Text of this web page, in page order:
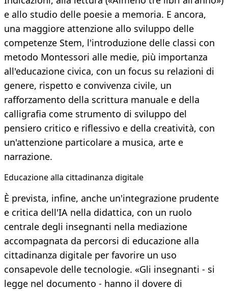
e allo studio delle poesie a memoria. E ancora,
una maggiore attenzione allo sviluppo delle
competenze Stem, l'introduzione delle classi con
metodo Montessori alle medie, più importanza
all'educazione civica, con un focus su relazioni di
genere, rispetto e convivenza civile, un
rafforzamento della scrittura manuale e della
calligrafia come strumento di sviluppo del
pensiero critico e riflessivo e della creatività, con
un'attenzione particolare a musica, arte e
narrazione.
Educazione alla cittadinanza digitale
È prevista, infine, anche un'integrazione prudente
e critica dell'IA nella didattica, con un ruolo
centrale degli insegnanti nella mediazione
accompagnata da percorsi di educazione alla
cittadinanza digitale per favorire un uso
consapevole delle tecnologie. «Gli insegnanti - si
legge nel documento - hanno il dovere di